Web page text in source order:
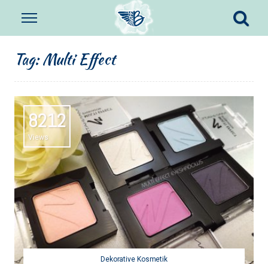
Tag:Multi Effect
8212
Views
Dekorative Kosmetik